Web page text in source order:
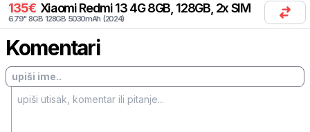
135€ Xiaomi Redmi 13 4G 8GB, 128GB, 2x SIM
6.79" 8GB 128GB 5030mAh (2024)
Komentari